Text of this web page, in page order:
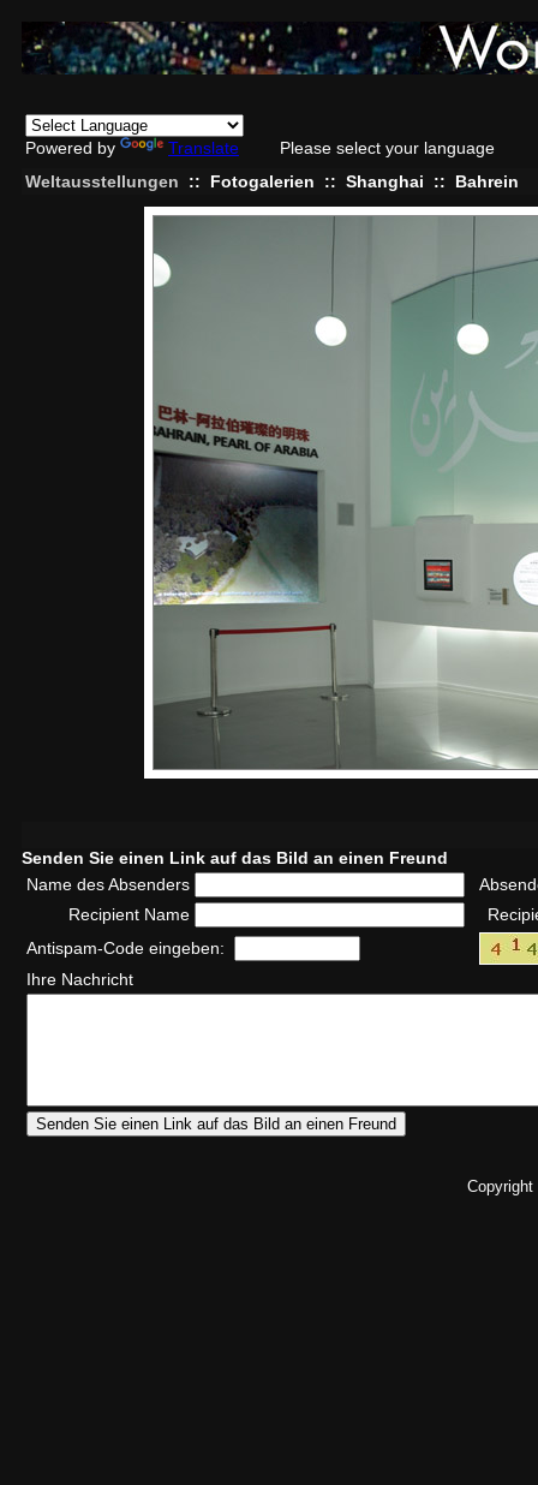
Powered by Translate
Please select your language
Weltausstellungen
:: Fotogalerien :: Shanghai :: Bahrein
Senden Sie einen Link auf das Bild an einen Freund
Name des Absenders
Recipient Name
Antispam-Code eingeben:
Ihre Nachricht